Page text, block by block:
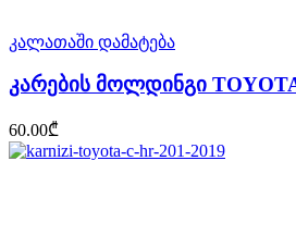
კალათაში დამატება
კარების მოლდინგი
60.00₾